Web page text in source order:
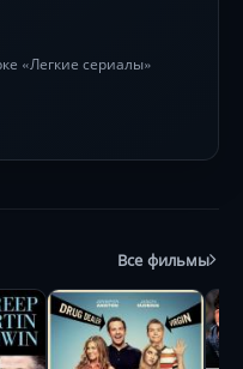
«Легкие сериалы»
Все фильмы